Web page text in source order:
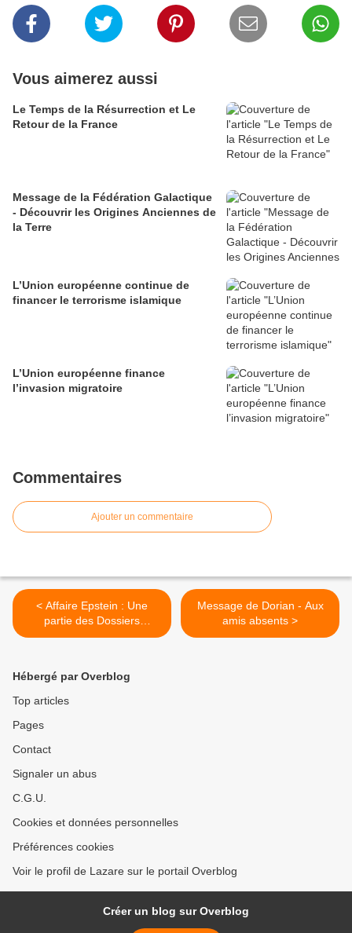
Vous aimerez aussi
Le Temps de la Résurrection et Le
Retour de la France
Message de la Fédération Galactique
- Découvrir les Origines Anciennes de
la Terre
L’Union européenne continue de
financer le terrorisme islamique
L’Union européenne finance
l’invasion migratoire
Commentaires
Ajouter un commentaire
< Affaire Epstein : Une
partie des Dossiers
Déclassifiés
Message de Dorian - Aux
amis absents >
Hébergé par Overblog
Top articles
Pages
Contact
Signaler un abus
C.G.U.
Cookies et données personnelles
Préférences cookies
Voir le profil de Lazare sur le portail Overblog
Créer un blog sur Overblog